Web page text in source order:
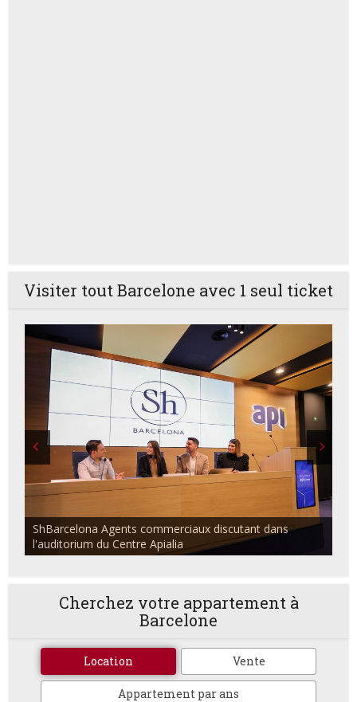
Visiter tout Barcelone avec 1 seul ticket
ShBarcelona Agents commerciaux discutant dans
l'auditorium du Centre Apialia
Cherchez votre appartement à
Barcelone
Location Vente
Appartement par ans